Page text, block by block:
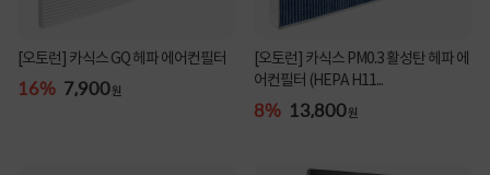
[오토런] 카식스 GQ 헤파 에어컨필터
16% 7,900원
[오토런] 카식스 PM0.3 활성탄 헤파 에
어컨필터 (HEPA H11...
8% 13,800원